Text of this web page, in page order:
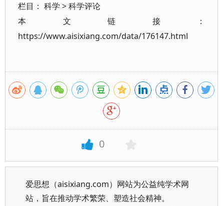
栏目： 科学 >科学评论
本文链接：
https://www.aisixiang.com/data/176147.html
0
爱思想（aisixiang.com）网站为公益纯学术网
站，旨在推动学术繁荣、塑造社会精神。